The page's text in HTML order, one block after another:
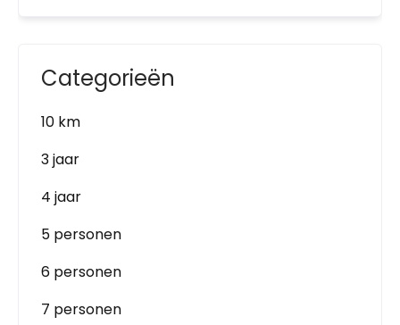
Categorieën
10 km
3 jaar
4 jaar
5 personen
6 personen
7 personen